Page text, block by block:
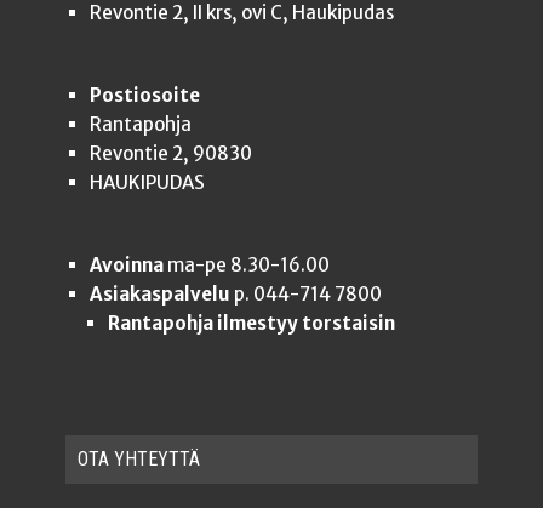
Revontie 2, II krs, ovi C, Haukipudas
Postiosoite
Rantapohja
Revontie 2, 90830
HAUKIPUDAS
Avoinnama-pe 8.30-16.00
Asiakaspalvelu p. 044-714 7800
Rantapohja ilmestyy torstaisin
OTA YHTEYT­TÄ